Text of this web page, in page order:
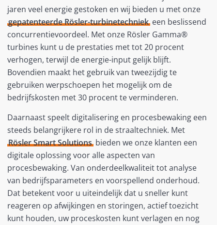
jaren veel energie gestoken en wij bieden u met onze
gepatenteerde Rösler-turbinetechniekeen beslissend
concurrentievoordeel. Met onze Rösler Gamma®
turbines kunt u de prestaties met tot 20 procent
verhogen, terwijl de energie-input gelijk blijft.
Bovendien maakt het gebruik van tweezijdig te
gebruiken werpschoepen het mogelijk om de
bedrijfskosten met 30 procent te verminderen.
Daarnaast speelt digitalisering en procesbewaking een
steeds belangrijkere rol in de straaltechniek. Met
Rösler Smart Solutionsbieden we onze klanten een
digitale oplossing voor alle aspecten van
procesbewaking. Van onderdeelkwaliteit tot analyse
van bedrijfsparameters en voorspellend onderhoud.
Dat betekent voor u uiteindelijk dat u sneller kunt
reageren op afwijkingen en storingen, actief toezicht
kunt houden, uw proceskosten kunt verlagen en nog